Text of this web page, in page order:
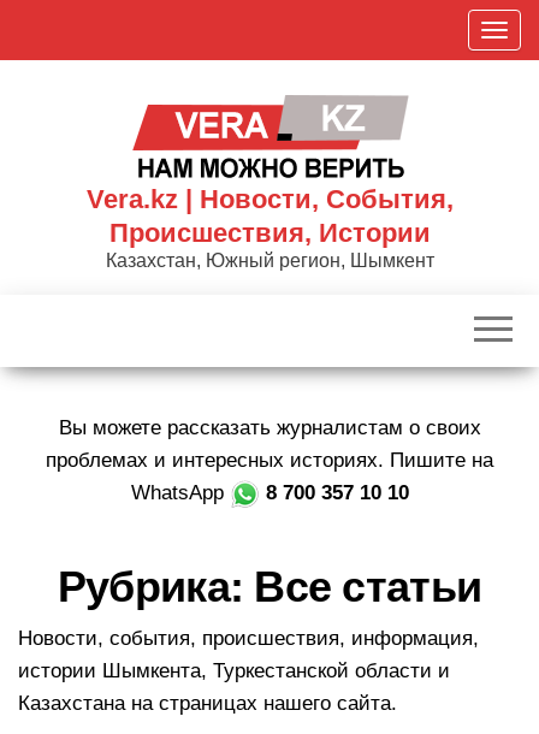
П
о
к
р
Vera.kz | Новости, События,
Происшествия, Истории
Казахстан, Южный регион, Шымкент
Вы можете рассказать журналистам о своих
проблемах и интересных историях. Пишите на
WhatsApp
8 700 357 10 10
Рубрика: Все статьи
Новости, события, происшествия, информация,
истории Шымкента, Туркестанской области и
Казахстана на страницах нашего сайта.